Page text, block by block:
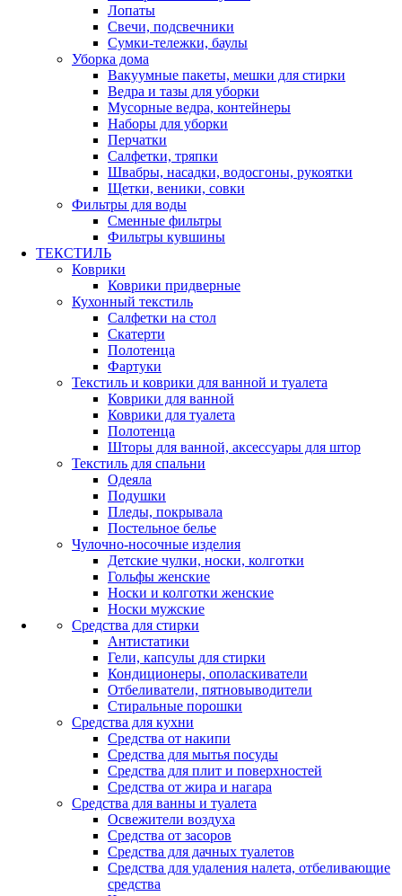
Лопаты
Свечи, подсвечники
Сумки-тележки, баулы
Уборка дома
Вакуумные пакеты, мешки для стирки
Ведра и тазы для уборки
Мусорные ведра, контейнеры
Наборы для уборки
Перчатки
Салфетки, тряпки
Швабры, насадки, водосгоны, рукоятки
Щетки, веники, совки
Фильтры для воды
Сменные фильтры
Фильтры кувшины
ТЕКСТИЛЬ
Коврики
Коврики придверные
Кухонный текстиль
Салфетки на стол
Скатерти
Полотенца
Фартуки
Текстиль и коврики для ванной и туалета
Коврики для ванной
Коврики для туалета
Полотенца
Шторы для ванной, аксессуары для штор
Текстиль для спальни
Одеяла
Подушки
Пледы, покрывала
Постельное белье
Чулочно-носочные изделия
Детские чулки, носки, колготки
Гольфы женские
Носки и колготки женские
Носки мужские
Средства для стирки
Антистатики
Гели, капсулы для стирки
Кондиционеры, ополаскиватели
Отбеливатели, пятновыводители
Стиральные порошки
Средства для кухни
Средства от накипи
Средства для мытья посуды
Средства для плит и поверхностей
Средства от жира и нагара
Средства для ванны и туалета
Освежители воздуха
Средства от засоров
Средства для дачных туалетов
Средства для удаления налета, отбеливающие
средства